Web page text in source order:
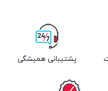
پشتیبانی همیشگی